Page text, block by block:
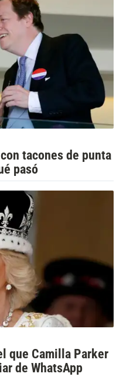
tacones de punta
pasó
que Camilla Parker
de WhatsApp